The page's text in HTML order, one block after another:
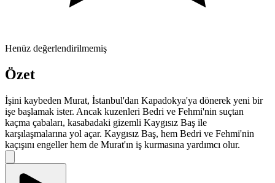
Henüz değerlendirilmemiş
Özet
İşini kaybeden Murat, İstanbul'dan Kapadokya'ya dönerek yeni bir
işe başlamak ister. Ancak kuzenleri Bedri ve Fehmi'nin suçtan
kaçma çabaları, kasabadaki gizemli Kaygısız Baş ile
karşılaşmalarına yol açar. Kaygısız Baş, hem Bedri ve Fehmi'nin
kaçışını engeller hem de Murat'ın iş kurmasına yardımcı olur.